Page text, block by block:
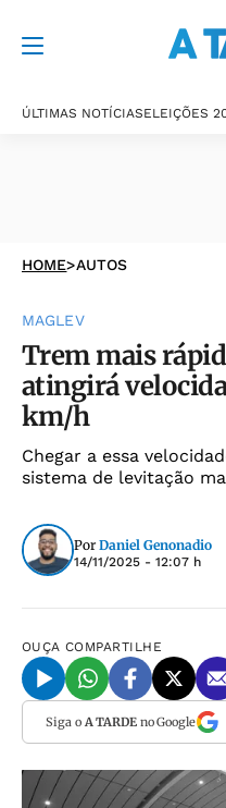
ÚLTIMAS NOTÍCIASELEIÇÕES
HOME>AUTOS
MAGLEV
Trem mais
atingirá
km/h
Chegar a essa
sistema de levitação
Por Daniel Genonadio
14/11/2025 - 12:07 h
OUÇA COMPARTILHE
Siga o A TARDEno Google